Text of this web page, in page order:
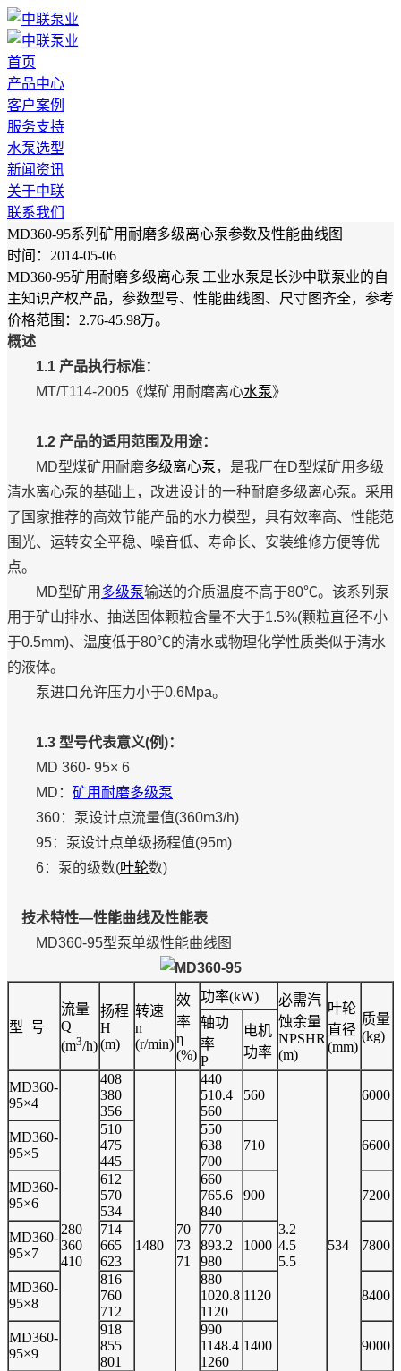
首页
产品中心
客户案例
服务支持
水泵选型
新闻资讯
关于中联
联系我们
MD360-95系列矿用耐磨多级离心泵参数及性能曲线图
时间：2014-05-06
MD360-95矿用耐磨多级离心泵|工业水泵是长沙中联泵业的自
主知识产权产品，参数型号、性能曲线图、尺寸图齐全，参考
价格范围：2.76-45.98万。
概述
1.1 产品执行标准：
MT/T114-2005《煤矿用耐磨离心水泵》
1.2 产品的适用范围及用途：
MD型煤矿用耐磨多级离心泵 ，是我厂在D型煤矿用多级
清水离心泵的基础上，改进设计的一种耐磨多级离心泵。采用
了国家推荐的高效节能产品的水力模型，具有效率高、性能范
围光、运转安全平稳、噪音低、寿命长、安装维修方便等优
点。
MD型矿用 多级泵输送的介质温度不高于80℃。该系列泵
用于矿山排水、抽送固体颗粒含量不大于1.5%(颗粒直径不小
于0.5mm)、温度低于80℃的清水或物理化学性质类似于清水
的液体。
泵进口允许压力小于0.6Mpa。
1.3 型号代表意义(例)：
MD 360- 95× 6
MD： 矿用耐磨多级泵
360：泵设计点流量值(360m3/h)
95：泵设计点单级扬程值(95m)
6：泵的级数(叶轮数)
技术特性—性能曲线及性能表
MD360-95型泵单级性能曲线图
型 号
流量
Q
(m3/h)
扬程
H
(m)
转速
n
(r/min)
效
率
η
(%)
功率(kW)
必需汽
蚀余量
NPSHR
(m)
叶轮
直径
(mm)
质量
(kg)
轴功
率
P
电机
功率
MD360-
95×4
280
360
410
408
380
356
1480
70
73
71
440
510.4
560
560
3.2
4.5
5.5
534
6000
MD360-
95×5
510
475
445
550
638
700
710 6600
MD360-
95×6
612
570
534
660
765.6
840
900 7200
MD360-
95×7
714
665
623
770
893.2
980
1000 7800
MD360-
95×8
816
760
712
880
1020.8
1120
1120 8400
MD360-
95×9
918
855
801
990
1148.4
1260
1400 9000